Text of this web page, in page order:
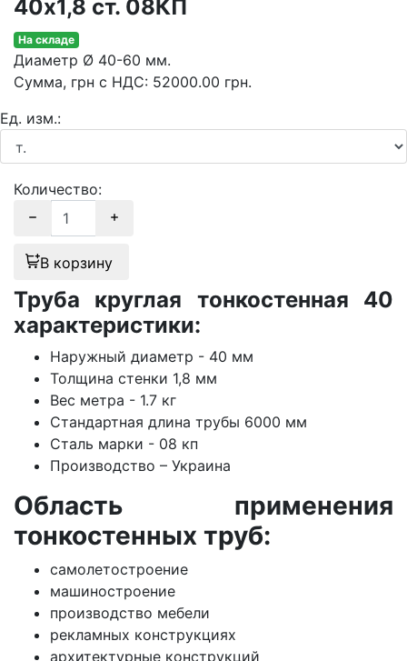
40х1,8 ст. 08КП
На складе
Диаметр Ø 40-60 мм.
Сумма, грн с НДС: 52000.00 грн.
Ед. изм.:
Количество:
В корзину
Труба круглая тонкостенная 40
характеристики:
Наружный диаметр - 40 мм
Толщина стенки 1,8 мм
Вес метра - 1.7 кг
Стандартная длина трубы 6000 мм
Сталь марки - 08 кп
Производство – Украина
Область применения
тонкостенных труб:
самолетостроение
машиностроение
производство мебели
рекламных конструкциях
архитектурные конструкций